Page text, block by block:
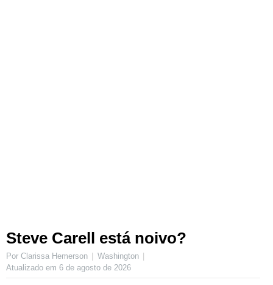
Steve Carell está noivo?
Por Clarissa Hemerson
Washington
Atualizado em 6 de agosto de 2026